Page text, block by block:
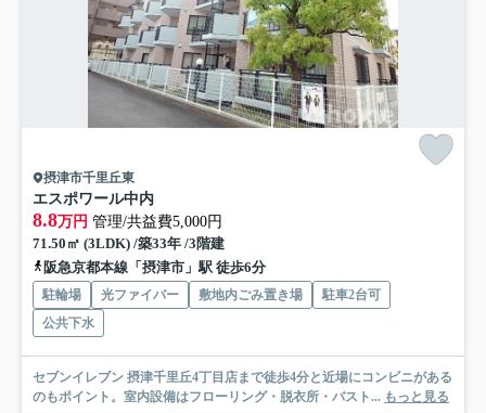
摂津市千里丘東
エスポワール中内
8.8万円 管理/共益費5,000円
71.50㎡ (3LDK) /築33年 /3階建
阪急京都本線「摂津市」駅 徒歩6分
駐輪場 光ファイバー 敷地内ごみ置き場
駐車2台可
公共下水
セブンイレブン 摂津千里丘4丁目店まで徒歩4分と近場にコンビニがある
のもポイント。室内設備はフローリング・脱衣所・バスト... もっと見る